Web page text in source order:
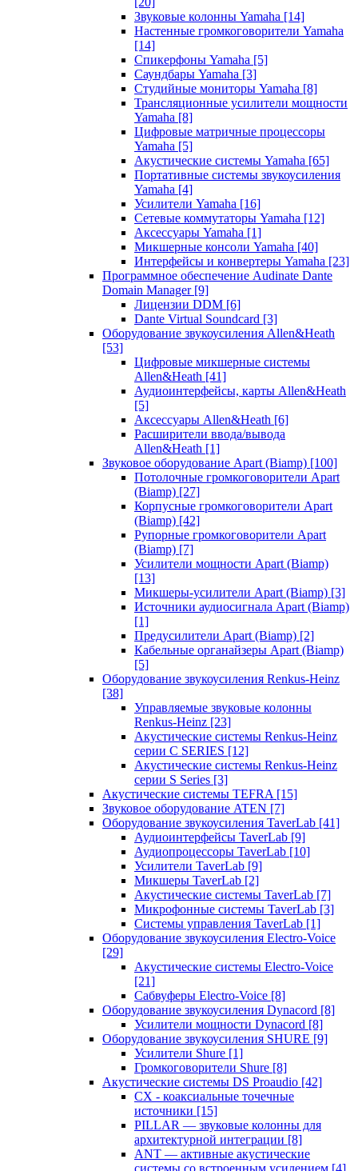
Звуковые колонны Yamaha [14]
Настенные громкоговорители Yamaha
[14]
Спикерфоны Yamaha [5]
Саундбары Yamaha [3]
Студийные мониторы Yamaha [8]
Трансляционные усилители мощности
Yamaha [8]
Цифровые матричные процессоры
Yamaha [5]
Акустические системы Yamaha [65]
Портативные системы звукоусиления
Yamaha [4]
Усилители Yamaha [16]
Сетевые коммутаторы Yamaha [12]
Аксессуары Yamaha [1]
Микшерные консоли Yamaha [40]
Интерфейсы и конвертеры Yamaha [23]
Программное обеспечение Audinate Dante
Domain Manager [9]
Лицензии DDM [6]
Dante Virtual Soundcard [3]
Оборудование звукоусиления Allen&Heath
[53]
Цифровые микшерные системы
Allen&Heath [41]
Аудиоинтерфейсы, карты Allen&Heath
[5]
Аксессуары Allen&Heath [6]
Расширители ввода/вывода
Allen&Heath [1]
Звуковое оборудование Apart (Biamp) [100]
Потолочные громкоговорители Apart
(Biamp) [27]
Корпусные громкоговорители Apart
(Biamp) [42]
Рупорные громкоговорители Apart
(Biamp) [7]
Усилители мощности Apart (Biamp)
[13]
Микшеры-усилители Apart (Biamp) [3]
Источники аудиосигнала Apart (Biamp)
[1]
Предусилители Apart (Biamp) [2]
Кабельные органайзеры Apart (Biamp)
[5]
Оборудование звукоусиления Renkus-Heinz
[38]
Управляемые звуковые колонны
Renkus-Heinz [23]
Акустические системы Renkus-Heinz
серии C SERIES [12]
Акустические системы Renkus-Heinz
серии S Series [3]
Акустические системы TEFRA [15]
Звуковое оборудование ATEN [7]
Оборудование звукоусиления TaverLab [41]
Аудиоинтерфейсы TaverLab [9]
Аудиопроцессоры TaverLab [10]
Усилители TaverLab [9]
Микшеры TaverLab [2]
Акустические системы TaverLab [7]
Микрофонные системы TaverLab [3]
Системы управления TaverLab [1]
Оборудование звукоусиления Electro-Voice
[29]
Акустические системы Electro-Voice
[21]
Сабвуферы Electro-Voice [8]
Оборудование звукоусиления Dynacord [8]
Усилители мощности Dynacord [8]
Оборудование звукоусиления SHURE [9]
Усилители Shure [1]
Громкоговорители Shure [8]
Акустические системы DS Proaudio [42]
CX - коаксиальные точечные
источники [15]
PILLAR — звуковые колонны для
архитектурной интеграции [8]
ANT — активные акустические
системы со встроенным усилением [4]